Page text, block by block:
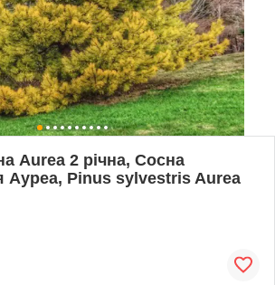
Aurea 2 річна, Сосна
Ауреа, Pinus sylvestris Aurea